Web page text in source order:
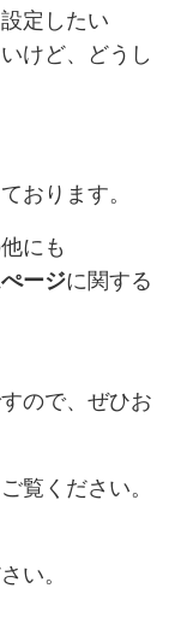
定したい
けど、どうし
おります。
にも
ージに関する
ので、ぜひお
覧ください。
い。